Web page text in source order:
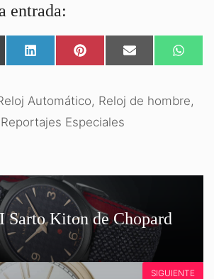
entrada:
COMPARTIR
EN
COMPARTIR
EN
COMPARTIR
EN
EN
Automático, Reloj de hombre,
Reportajes Especiales
Sarto Kiton de Chopard
SIGUIENTE